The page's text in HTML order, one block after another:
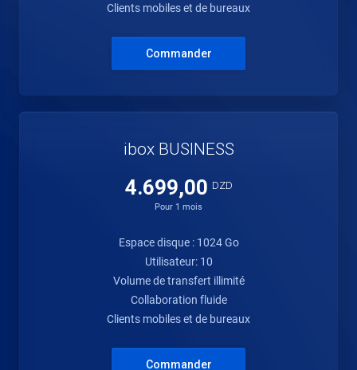
Clients mobiles et de bureaux
Commander
ibox BUSINESS
4.699,00 DZD
Pour 1 mois
Espace disque : 1024 Go
Utilisateur: 10
Volume de transfert illimité
Collaboration fluide
Clients mobiles et de bureaux
Commander